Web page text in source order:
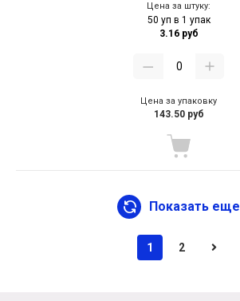
Цена за штуку:
50 уп в 1 упак
3.16 руб
Цена за упаковку
143.50 руб
Показать еще
1 2